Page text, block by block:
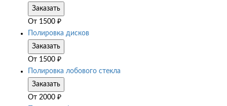
Заказать
От 1500 ₽
Полировка дисков
Заказать
От 1500 ₽
Полировка лобового стекла
Заказать
От 2000 ₽